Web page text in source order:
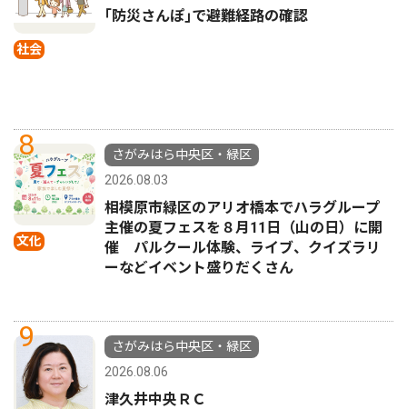
社会
｢防災さんぽ｣で避難経路の確認
8
文化
さがみはら中央区・緑区
2026.08.03
相模原市緑区のアリオ橋本でハラグループ
主催の夏フェスを８月11日（山の日）に開
催 パルクール体験、ライブ、クイズラリ
ーなどイベント盛りだくさん
9
さがみはら中央区・緑区
2026.08.06
津久井中央ＲＣ